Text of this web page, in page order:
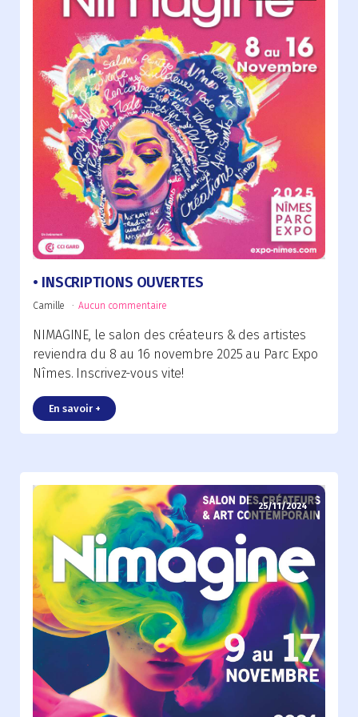
INSCRIPTIONS OUVERTES
Camille Aucun commentaire
NIMAGINE, le salon des créateurs & des artistes
reviendra du 8 au 16 novembre 2025 au Parc Expo
Nîmes. Inscrivez-vous vite!
En savoir +
25/11/2024